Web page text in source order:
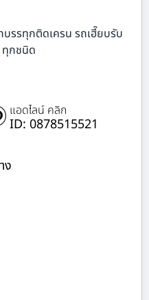
บรรทุกติดเครน รถเฮี๊ยบรับ
ทุกชนิด
แอดไลน์ คลิก
ID: 0878515521
ง